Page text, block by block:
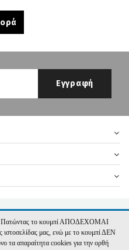
Εγγραφή
Πατώντας το κουμπί ΑΠΟΔΕΧΟΜΑΙ
μας, ενώ με το κουμπί ΔΕΝ
απαραίτητα cookies για την ορθή